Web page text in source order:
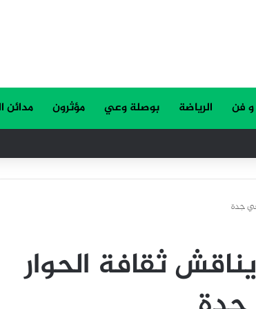
و فن الرياضة بوصلة وعي مؤثرون مدائن
في جدة
ثقافة الحوار